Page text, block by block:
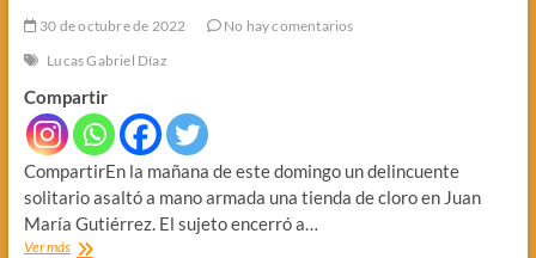
30 de octubre de 2022
No hay comentarios
Lucas Gabriel Díaz
Compartir
CompartirEn la mañana de este domingo un delincuente
solitario asaltó a mano armada una tienda de cloro en Juan
María Gutiérrez. El sujeto encerró a…
Ver másLADRON